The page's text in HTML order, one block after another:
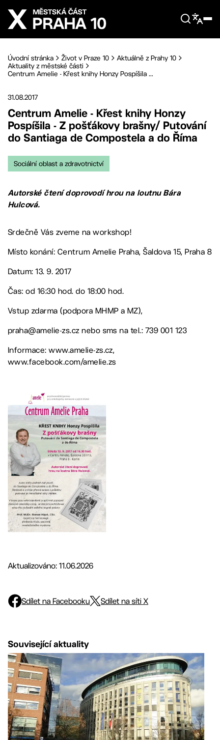
Přejít na hlavní obsah
Úvodní stránka Život v Praze 10
Aktuálně z Prahy 10
Aktuality z městské části
Centrum Amelie - Křest knihy Honzy Pospíšila ...
31.08.2017
Centrum Amelie - Křest knihy Honzy
Pospíšila - Z pošťákovy brašny/ Putování
do Santiaga de Compostela a do Říma
Sociální oblast a zdravotnictví
Autorské čtení doprovodí hrou na loutnu Bára
Hulcová.
Srdečně Vás zveme na workshop!
Místo konání: Centrum Amelie Praha, Šaldova 15, Praha 8
Datum: 13. 9. 2017
Čas: od 16:30 hod. do 18:00 hod.
Vstup zdarma (podpora MHMP a MZ),
praha@amelie-zs.cz nebo sms na tel.: 739 001 123
Informace: www.amelie-zs.cz,
www.facebook.com/amelie.zs
Aktualizováno: 11.06.2026
Sdílet na Facebooku Sdílet na síti X
Související aktuality